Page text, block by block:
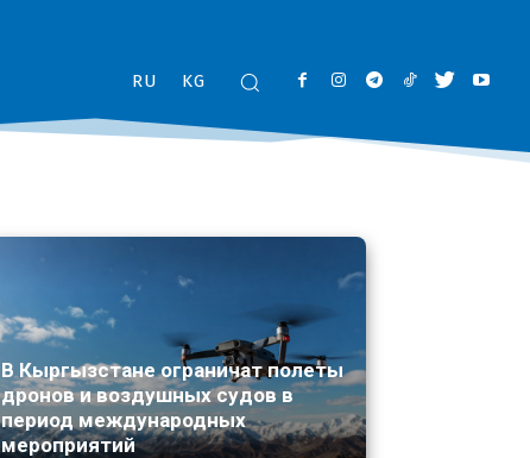
RU KG
В Кыргызстане ограничат полеты
дронов и воздушных судов в
период международных
мероприятий